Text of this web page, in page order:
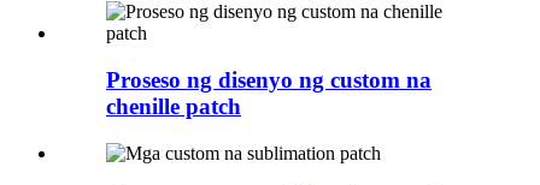
Proseso ng disenyo ng custom na
chenille patch